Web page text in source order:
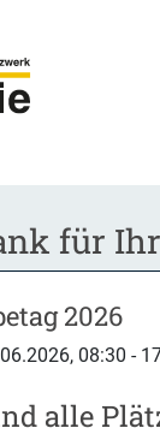
für
2026
08:30 -
alle